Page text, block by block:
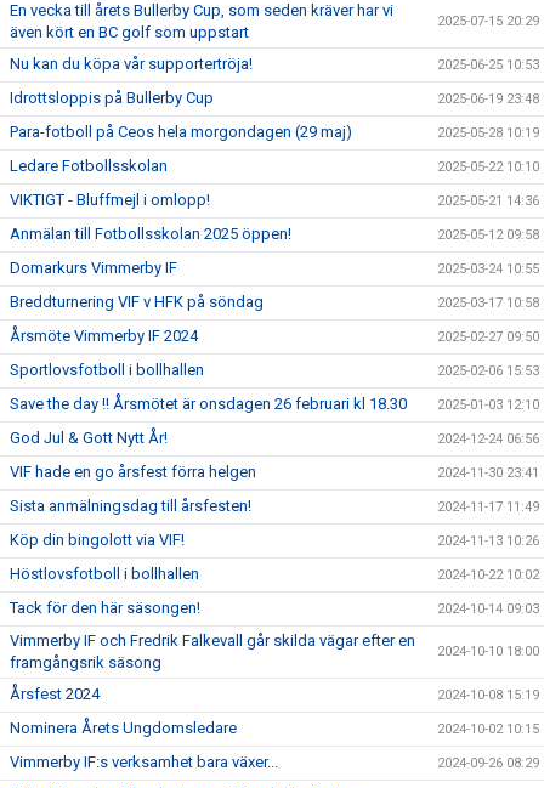
En vecka till årets Bullerby Cup, som seden kräver har vi
även kört en BC golf som uppstart
2025-07-15 20:29
Nu kan du köpa vår supportertröja! 2025-06-25 10:53
Idrottsloppis på Bullerby Cup 2025-06-19 23:48
Para-fotboll på Ceos hela morgondagen (29 maj) 2025-05-28 10:19
Ledare Fotbollsskolan 2025-05-22 10:10
VIKTIGT - Bluffmejl i omlopp! 2025-05-21 14:36
Anmälan till Fotbollsskolan 2025 öppen! 2025-05-12 09:58
Domarkurs Vimmerby IF 2025-03-24 10:55
Breddturnering VIF v HFK på söndag 2025-03-17 10:58
Årsmöte Vimmerby IF 2024 2025-02-27 09:50
Sportlovsfotboll i bollhallen 2025-02-06 15:53
Save the day !! Årsmötet är onsdagen 26 februari kl 18.30 2025-01-03 12:10
God Jul & Gott Nytt År! 2024-12-24 06:56
VIF hade en go årsfest förra helgen 2024-11-30 23:41
Sista anmälningsdag till årsfesten! 2024-11-17 11:49
Köp din bingolott via VIF! 2024-11-13 10:26
Höstlovsfotboll i bollhallen 2024-10-22 10:02
Tack för den här säsongen! 2024-10-14 09:03
Vimmerby IF och Fredrik Falkevall går skilda vägar efter en
framgångsrik säsong
2024-10-10 18:00
Årsfest 2024 2024-10-08 15:19
Nominera Årets Ungdomsledare 2024-10-02 10:15
Vimmerby IF:s verksamhet bara växer... 2024-09-26 08:29